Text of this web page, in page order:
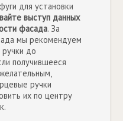
для установки
выступ данных
фасада. За
мы рекомендуем
ручки до
получившееся
ручки
их по центру